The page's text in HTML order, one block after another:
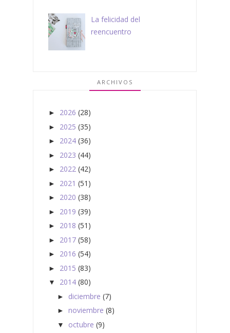
La felicidad del
reencuentro
ARCHIVOS
► 2026 (28)
► 2025 (35)
► 2024 (36)
► 2023 (44)
► 2022 (42)
► 2021 (51)
► 2020 (38)
► 2019 (39)
► 2018 (51)
► 2017 (58)
► 2016 (54)
► 2015 (83)
▼ 2014 (80)
► diciembre (7)
► noviembre (8)
▼ octubre (9)